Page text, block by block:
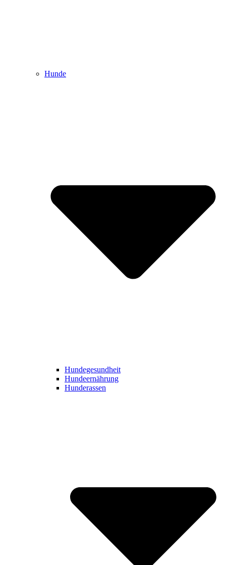
Hunde
Hundegesundheit
Hundeernährung
Hunderassen